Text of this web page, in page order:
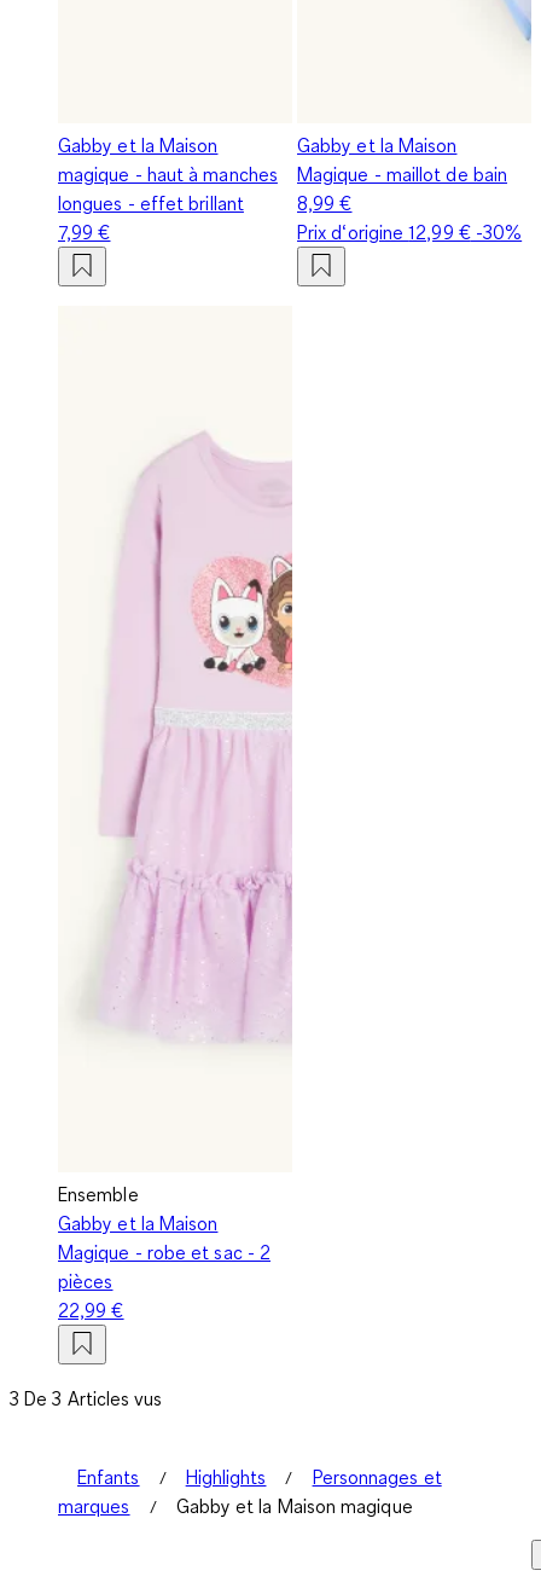
Gabby et la Maison
magique - haut à manches
longues - effet brillant
7,99 €
Gabby et la Maison
Magique - maillot de bain
8,99 €
Prix d‘origine12,99 €-30%
Ensemble
Gabby et la Maison
Magique - robe et sac - 2
pièces
22,99 €
3 De 3 Articles vus
Enfants Highlights
Personnages et
marques
Gabby et la Maison magique